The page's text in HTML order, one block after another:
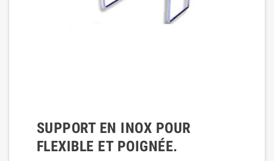
SUPPORT EN INOX POUR
FLEXIBLE ET POIGNÉE.